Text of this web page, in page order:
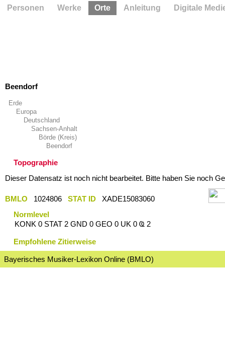
Beendorf
Erde
Europa
Deutschland
Sachsen-Anhalt
Börde (Kreis)
Beendorf
Topographie
Dieser Datensatz ist noch nicht bearbeitet. Bitte haben Sie noch
BMLO 1024806 STAT ID
XADE15083060
Normlevel
KONK 0 STAT 2 GND 0 GEO 0 UK 0 Ҩ 2
Empfohlene Zitierweise
Bayerisches Musiker-Lexikon Online (BMLO)
Personen Werke Orte Anleitung Digitale